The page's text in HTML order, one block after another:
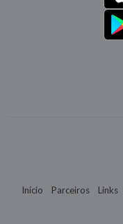
Início Parceiros Links